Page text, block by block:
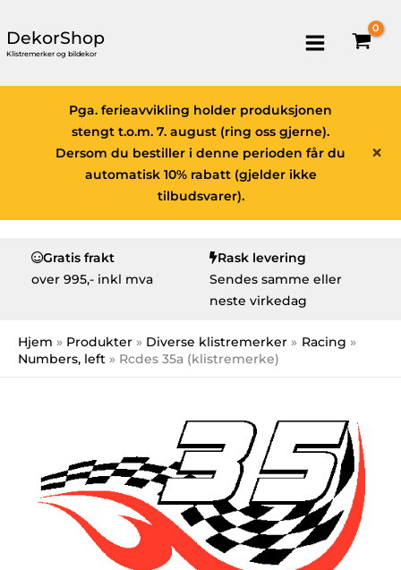
DekorShop
Klistremerker og bildekor
×
Pga. ferieavvikling holder produksjonen
stengt t.o.m. 7. august (ring oss gjerne).
Dersom du bestiller i denne perioden får du
automatisk 10% rabatt (gjelder ikke
tilbudsvarer).
Gratis frakt
over 995,- inkl mva
Rask levering
Sendes samme eller
neste virkedag
Hjem Produkter Diverse klistremerker
Racing
Numbers, left
Rcdes 35a (klistremerke)